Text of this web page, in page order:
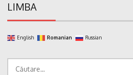
LIMBA
English Romanian Russian